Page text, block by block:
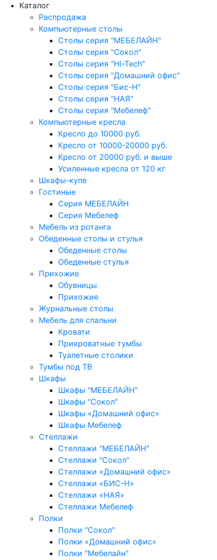
Каталог
Распродажа
Компьютерные столы
Столы серия "МЕБЕЛАЙН"
Столы серия "Сокол"
Столы серия "Hi-Tech"
Столы серия "Домашний офис"
Столы серия "Бис-Н"
Столы серия "НАЯ"
Столы серия "Мебелеф"
Компьютерные кресла
Кресло до 10000 руб.
Кресло от 10000-20000 руб.
Кресло от 20000 руб. и выше
Усиленные кресла от 120 кг
Шкафы-купе
Гостиные
Серия МЕБЕЛАЙН
Серия Мебелеф
Мебель из ротанга
Обеденные столы и стулья
Обеденные столы
Обеденные стулья
Прихожие
Обувницы
Прихожие
Журнальные столы
Мебель для спальни
Кровати
Прикроватные тумбы
Туалетные столики
Тумбы под ТВ
Шкафы
Шкафы "МЕБЕЛАЙН"
Шкафы "Сокол"
Шкафы «Домашний офис»
Шкафы Мебелеф
Стеллажи
Стеллажи "МЕБЕЛАЙН"
Стеллажи "Сокол"
Стеллажи «Домашний офис»
Стеллажи «БИС-Н»
Стеллажи «НАЯ»
Стеллажи Мебелеф
Полки
Полки "Сокол"
Полки «Домашний офис»
Полки "Мебелайн"